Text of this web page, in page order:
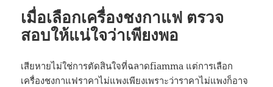
เมื่อเลือกเครื่องชงกาแฟ ตรวจ
สอบให้แน่ใจว่าเพียงพอ
เสียหายไม่ใช่การตัดสินใจที่ฉลาดfiamma แต่การเลือก
เครื่องชงกาแฟราคาไม่แพงเพียงเพราะว่าราคาไม่แพงก็อาจ